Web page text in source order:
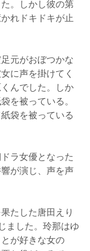
。しかし彼の第
れドキドキが止
元がおぼつかな
に声を掛けてく
んでした。しか
を被っている。
袋を被っている
ラ女優となった
が演じ、声を声
たした唐田えり
ました。玲那はゆ
が好きな女の